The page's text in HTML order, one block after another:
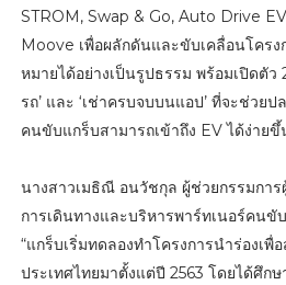
STROM, Swap & Go, Auto Drive
Moove เพื่อผลักดันและขับเคลื่อนโครง
หมายได้อย่างเป็นรูปธรรม พร้อมเปิดตัว
รถ’ และ ‘เช่าครบจบบนแอป’ ที่จะช่วย
คนขับแกร็บสามารถเข้าถึง EV ได้ง่ายขึ้
นางสาวเมธิณี อนวัชกุล ผู้ช่วยกรรมกา
การเดินทางและบริหารพาร์ทเนอร์คนขั
“แกร็บเริ่มทดลองทำโครงการนำร่องเพื่
ประเทศไทยมาตั้งแต่ปี 2563 โดยได้ศึก